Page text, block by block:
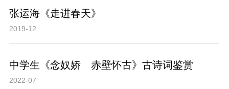
张运海《走进春天》
2019-12
中学生《念奴娇 赤壁怀古》古诗词鉴赏
2022-07